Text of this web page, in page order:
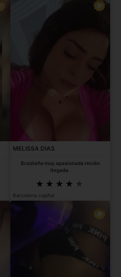
MELISSA DIAS
Brasileña muy apasionada recién
llegada.
Barcelona capital